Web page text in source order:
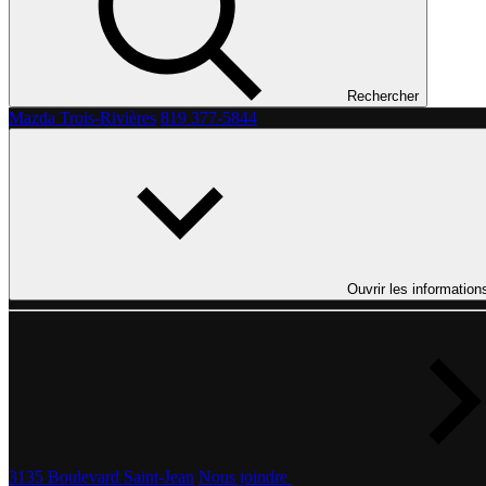
Rechercher
Mazda Trois-Rivières 819 377-5844
Ouvrir les
3135 Boulevard Saint-Jean Nous joindre